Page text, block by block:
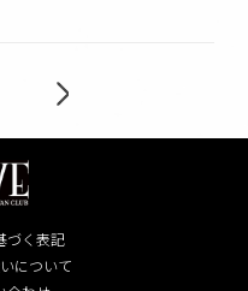
づく表記
について